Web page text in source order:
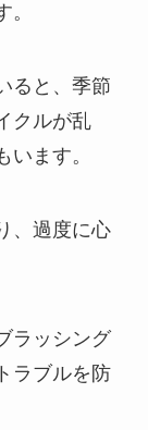
ると、季節
クルが乱
ます。
、過度に心
ラッシング
ラブルを防